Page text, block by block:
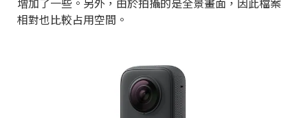
相對也比較占用空間。